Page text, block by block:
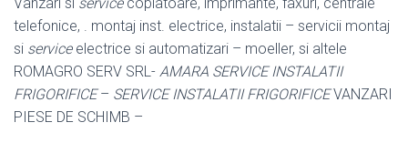
telefonice, . montaj inst. electrice, instalatii – servicii montaj
si serviceelectrice si automatizari – moeller, si altele
ROMAGRO SERV SRL- AMARA SERVICE INSTALATII
FRIGORIFICE– SERVICE INSTALATII FRIGORIFICEVANZARI
PIESE DE SCHIMB –